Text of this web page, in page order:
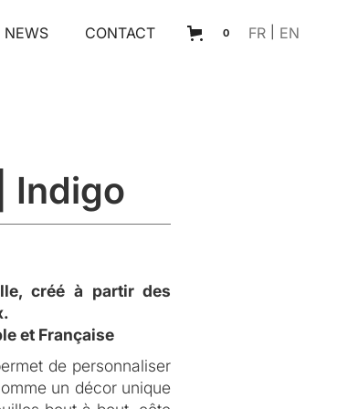
NEWS CONTACT 0 FR EN
Indigo
créé à partir des
et Française
de personnaliser
un décor unique